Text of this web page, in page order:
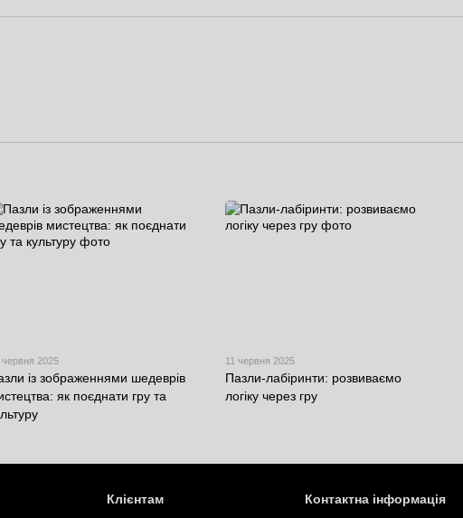
червня 2025
із зображеннями шедеврів
як поєднати гру та
11 червня 2025
Пазли-лабіринти: розвиваємо
логіку через гру
Клієнтам Контактна інформація